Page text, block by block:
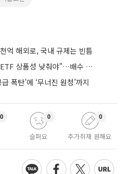
억 해외로, 국내 규제는 빈틈
與 "단일종목 레버리지 ETF 상품성 낮춰야"…배수 조정안도 거론
폭탄’에 ‘무너진 원청’까지
0
슬퍼요
0
추가취재 원해요
0